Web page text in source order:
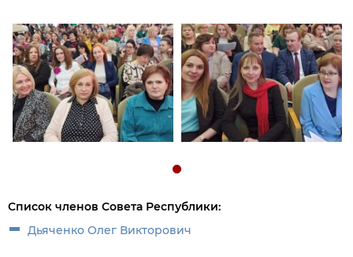
Список членов Совета Республики:
Дьяченко Олег Викторович